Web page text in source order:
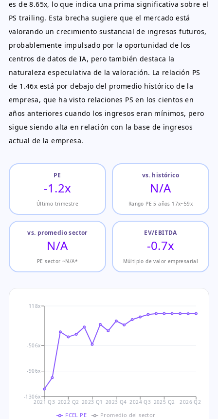
es de 8.65x, lo que indica una prima significativa sobre el
PS trailing. Esta brecha sugiere que el mercado está
valorando un crecimiento sustancial de ingresos futuros,
probablemente impulsado por la oportunidad de los
centros de datos de IA, pero también destaca la
naturaleza especulativa de la valoración. La relación PS
de 1.46x está por debajo del promedio histórico de la
empresa, que ha visto relaciones PS en los cientos en
años anteriores cuando los ingresos eran mínimos, pero
sigue siendo alta en relación con la base de ingresos
actual de la empresa.
PE
-1.2x
Último trimestre
vs. histórico
N/A
Rango PE 5 años 17x~59x
vs. promedio sector
N/A
PE sector ~N/A*
EV/EBITDA
-0.7x
Múltiplo de valor empresarial
2021 Q3 2022 Q2 2023 Q1 2023 Q4 2024 Q3 2025 Q2 2026 Q2
-1306x
-906x
-506x
118x
FCEL PE Promedio del sector